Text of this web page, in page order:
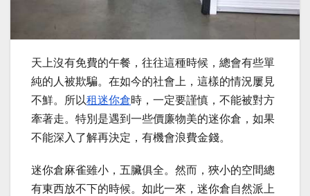
天上沒有免費的午餐，往往這種時候，總會有些單
純的人被欺騙。在如今的社會上，這樣的情況屢見
不鮮。所以租迷你倉時，一定要謹慎，不能被對方
牽著走。特別是遇到一些價廉物美的迷你倉，如果
不能深入了解再決定，有機會浪費金錢。
迷你倉麻雀雖小，五臟俱全。然而，狹小的空間總
有東西放不下的時候。如此一來，迷你倉自然派上